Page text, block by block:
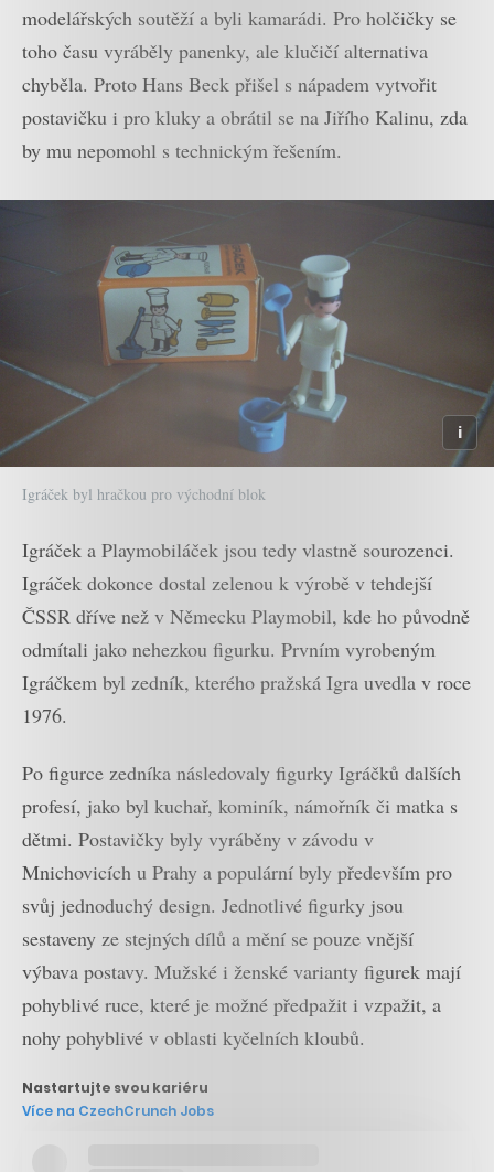
modelářských soutěží a byli kamarádi. Pro holčičky se
toho času vyráběly panenky, ale klučičí alternativa
chyběla. Proto Hans Beck přišel s nápadem vytvořit
postavičku i pro kluky a obrátil se na Jiřího Kalinu, zda
by mu nepomohl s technickým řešením.
Igráček byl hračkou pro východní blok
Igráček a Playmobiláček jsou tedy vlastně sourozenci.
Igráček dokonce dostal zelenou k výrobě v tehdejší
ČSSR dříve než v Německu Playmobil, kde ho původně
odmítali jako nehezkou figurku. Prvním vyrobeným
Igráčkem byl zedník, kterého pražská Igra uvedla v roce
1976.
Po figurce zedníka následovaly figurky Igráčků dalších
profesí, jako byl kuchař, kominík, námořník či matka s
dětmi. Postavičky byly vyráběny v závodu v
Mnichovicích u Prahy a populární byly především pro
svůj jednoduchý design. Jednotlivé figurky jsou
sestaveny ze stejných dílů a mění se pouze vnější
výbava postavy. Mužské i ženské varianty figurek mají
pohyblivé ruce, které je možné předpažit i vzpažit, a
nohy pohyblivé v oblasti kyčelních kloubů.
Nastartujte svou kariéru
Více na CzechCrunch Jobs